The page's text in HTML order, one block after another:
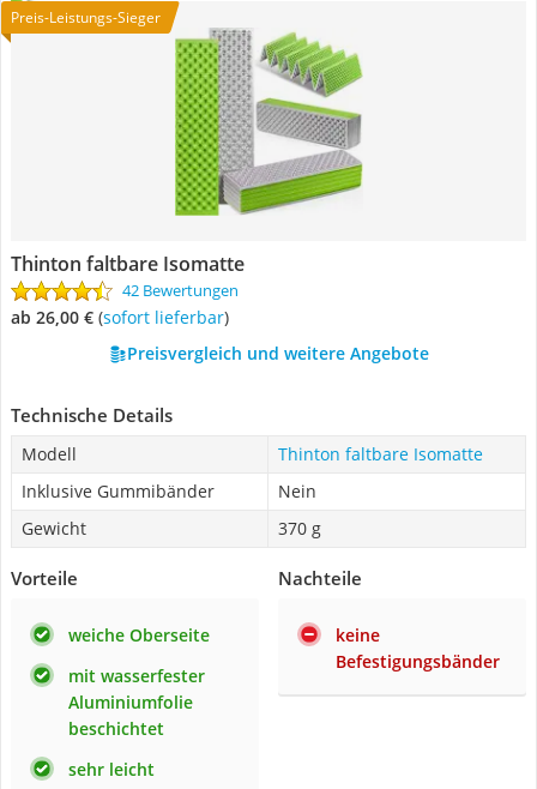
Preis-Leistungs-Sieger
Thinton faltbare Isomatte
42 Bewertungen
ab 26,00 € ( Sofort lieferbar)
Preisvergleich und weitere Angebote
Technische Details
Modell
Thinton faltbare Isomatte
Inklusive Gummibänder
Nein
Gewicht
370 g
Vorteile
weiche Oberseite
mit wasserfester
Aluminiumfolie
beschichtet
sehr leicht
Nachteile
keine
Befestigungsbänder